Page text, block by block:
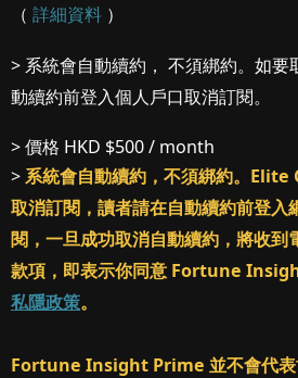
（ 詳細資料 ）
> 系統會自動續約， 不須綁約。如要
動續約前登入個人戶口取消訂閱。
> 價格 HKD $500 / month
>系統會自動續約，不須綁約。Elite
取消訂閱，讀者請在自動續約前登入
閱，一旦成功取消自動續約，將收到
款項，即表示你同意 Fortune
私隱政策。
Fortune Insight Prime 並不會代表